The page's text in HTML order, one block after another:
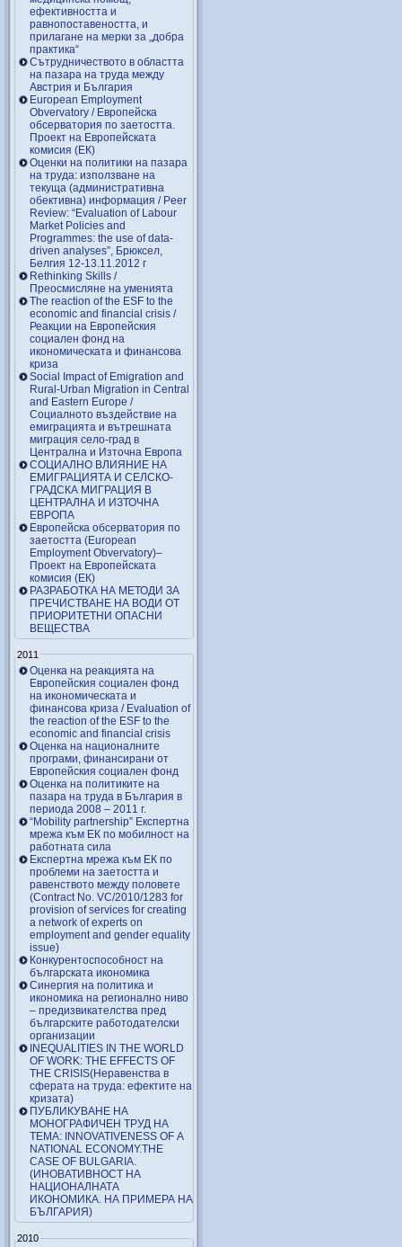
ефективността и
равнопоставеността, и
прилагане на мерки за „добра
практика“
Сътрудничеството в областта
на пазара на труда между
Австрия и България
European Employment
Obvervatory / Европейска
обсерватория по заетостта.
Проект на Европейската
комисия (ЕК)
Оценки на политики на пазара
на труда: използване на
текуща (административна
обективна) информация / Peer
Review: “Evaluation of Labour
Market Policies and
Programmes: the use of data-
driven analyses”, Брюксел,
Белгия 12-13.11.2012 г
Rethinking Skills /
Преосмисляне на уменията
Тhe reaction of the ESF to the
economic and financial crisis /
Реакции на Европейския
социален фонд на
икономическата и финансова
криза
Social Impact of Emigration and
Rural-Urban Migration in Central
and Eastern Europe /
Социалното въздействие на
емиграцията и вътрешната
миграция село-град в
Централна и Източна Европа
СОЦИАЛНО ВЛИЯНИЕ НА
ЕМИГРАЦИЯТА И СЕЛСКО-
ГРАДСКА МИГРАЦИЯ В
ЦЕНТРАЛНА И ИЗТОЧНА
ЕВРОПА
Европейска обсерватория по
заетостта (European
Employment Obvervatory)–
Проект на Европейската
комисия (ЕК)
РАЗРАБОТКА НА МЕТОДИ ЗА
ПРЕЧИСТВАНЕ НА ВОДИ ОТ
ПРИОРИТЕТНИ ОПАСНИ
ВЕЩЕСТВА
2011
Оценка на реакцията на
Европейския социален фонд
на икономическата и
финансова криза / Evaluation of
the reaction of the ESF to the
economic and financial crisis
Оценка на националните
програми, финансирани от
Европейския социален фонд
Оценка на политиките на
пазара на труда в България в
периода 2008 – 2011 г.
“Mobility partnership” Експертна
мрежа към ЕК по мобилност на
работната сила
Експертна мрежа към ЕК по
проблеми на заетостта и
равенството между половете
(Contract No. VC/2010/1283 for
provision of services for creating
a network of experts on
employment and gender equality
issue)
Конкурентоспособност на
българската икономика
Синергия на политика и
икономика на регионално ниво
– предизвикателства пред
българските работодателски
организации
INEQUALITIES IN THE WORLD
OF WORK: THE EFFECTS OF
THE CRISIS(Неравенства в
сферата на труда: ефектите на
кризата)
ПУБЛИКУВАНЕ НА
МОНОГРАФИЧЕН ТРУД НА
ТЕМА: INNOVATIVENESS OF A
NATIONAL ECONOMY.THE
CASE OF BULGARIA.
(ИНОВАТИВНОСТ НА
НАЦИОНАЛНАТА
ИКОНОМИКА. НА ПРИМЕРА НА
БЪЛГАРИЯ)
2010